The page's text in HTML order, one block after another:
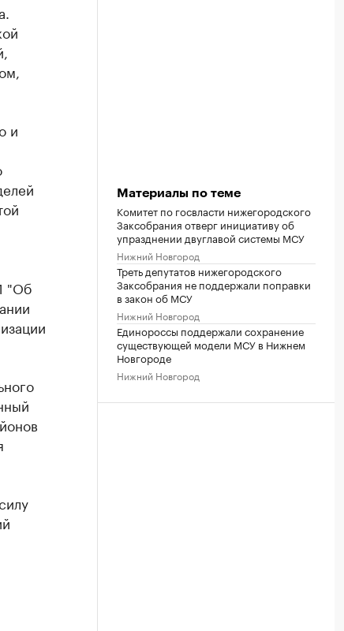
и
"Об
Материалы по теме
Комитет по госвласти нижегородского
Заксобрания отверг инициативу об
упразднении двуглавой системы МСУ
Нижний Новгород
Треть депутатов нижегородского
Заксобрания не поддержали поправки
в закон об МСУ
Нижний Новгород
Единороссы поддержали сохранение
существующей модели МСУ в Нижнем
Новгороде
Нижний Новгород